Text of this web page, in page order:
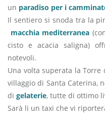
un paradiso per i
Il sentiero si snoda tra la
macchia mediterranea
cisto e acacia saligna)
notevoli.
Una volta superata la Torre
villaggio di Santa Caterina,
di gelaterie, tutte di ottimo
Sarà li un taxi che vi